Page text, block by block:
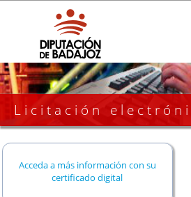
Licitación
Acceda a más información con su
certificado digital